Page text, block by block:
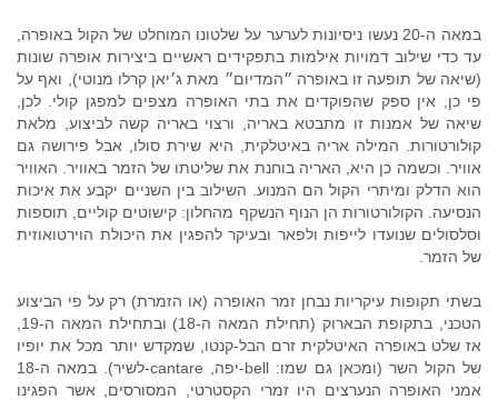
במאה ה-20 נעשו ניסיונות לערער על שלטונו המוחלט של הקול באופרה,
עד כדי שילוב דמויות אילמות בתפקידים ראשיים ביצירות אופרה שונות
(שיאה של תופעה זו באופרה ״המדיום״ מאת ג׳יאן קרלו מנוטי), ואף על
פי כן, אין ספק שהפוקדים את בתי האופרה מצפים למפגן קולי. לכן,
שיאה של אמנות זו מתבטא באריה, ורצוי באריה קשה לביצוע, מלאת
קולורטורות. המילה אריה באיטלקית, היא שירת סולו, אבל פירושה גם
אוויר. וכשמה כן היא, האריה בוחנת את שליטתו של הזמר באוויר. האוויר
הוא הדלק ומיתרי הקול הם המנוע. השילוב בין השניים יקבע את איכות
הנסיעה. הקולורטורות הן הנוף הנשקף מהחלון: קישוטים קוליים, תוספות
וסלסולים שנועדו לייפות ולפאר ובעיקר להפגין את היכולת הוירטואוזית
של הזמר.
בשתי תקופות עיקריות נבחן זמר האופרה (או הזמרת) רק על פי הביצוע
אז שלט באופרה האיטלקית זרם הבל-קנטו, שמקדש יותר מכל את יופיו
של הקול השר (ומכאן גם שמו: bell-יפה, cantare-לשיר). במאה ה-18
אמני האופרה הנערצים היו זמרי הקסטרטי, המסורסים, אשר הפגינו